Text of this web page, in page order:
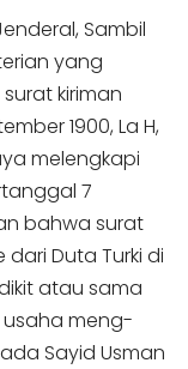
Sambil
yang
kiriman
1900, La H,
melengkapi
7
bahwa surat
dari Duta Turki di
atau sama
meng-
Sayid Usman